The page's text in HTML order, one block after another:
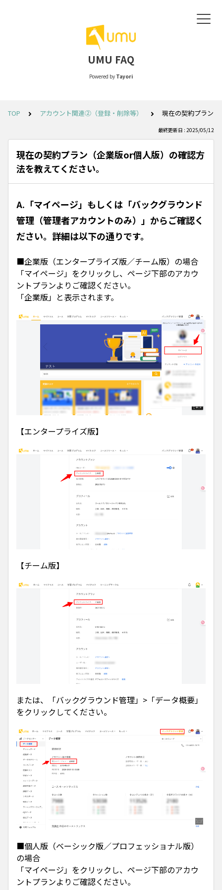
UMU FAQ
Powered by Tayori
TOP アカウント関連②（登録・削除等） 現在の契約プラン
最終更新日 : 2025/05/12
現在の契約プラン（企業版or個人版）の確認方
法を教えてください。
A.「マイページ」もしくは「バックグラウンド
管理（管理者アカウントのみ）」からご確認く
ださい。詳細は以下の通りです。
■企業版（エンタープライズ版／チーム版）の場合
「マイページ」をクリックし、ページ下部のアカウ
ントプランよりご確認ください。
「企業版」と表示されます。
【エンタープライズ版】
【チーム版】
または、「バックグラウンド管理」>「データ概要」
をクリックしてください。
■個人版（ベーシック版／プロフェッショナル版）
の場合
「マイページ」をクリックし、ページ下部のアカウ
ントプランよりご確認ください。